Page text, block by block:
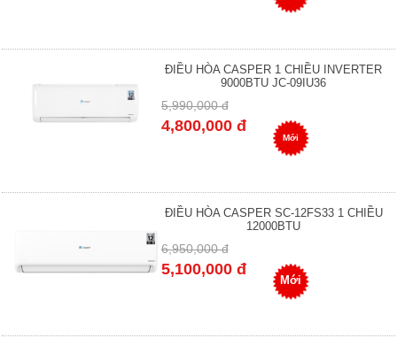
ĐIỀU HÒA CASPER 1 CHIỀU INVERTER
9000BTU JC-09IU36
5,990,000 đ
4,800,000 đ
Mới
ĐIỀU HÒA CASPER SC-12FS33 1 CHIỀU
12000BTU
6,950,000 đ
5,100,000 đ
Mới